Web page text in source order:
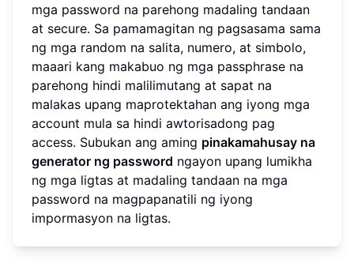
mga password na parehong madaling tandaan
at secure. Sa pamamagitan ng pagsasama sama
ng mga random na salita, numero, at simbolo,
maaari kang makabuo ng mga passphrase na
parehong hindi malilimutang at sapat na
malakas upang maprotektahan ang iyong mga
account mula sa hindi awtorisadong pag
access. Subukan ang aming pinakamahusay na
generator ng password ngayon upang lumikha
ng mga ligtas at madaling tandaan na mga
password na magpapanatili ng iyong
impormasyon na ligtas.